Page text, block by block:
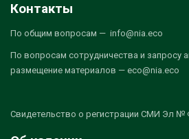
Контакты
По общим вопросам — info@nia.eco
По вопросам сотрудничества и запросу
размещение материалов — eco@nia.eco
Свидетельство о регистрации СМИ Эл №